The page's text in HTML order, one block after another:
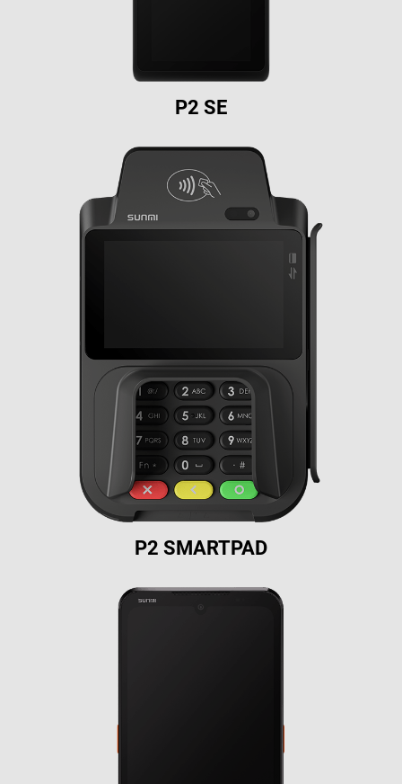
P2 SE
P2 SMARTPAD